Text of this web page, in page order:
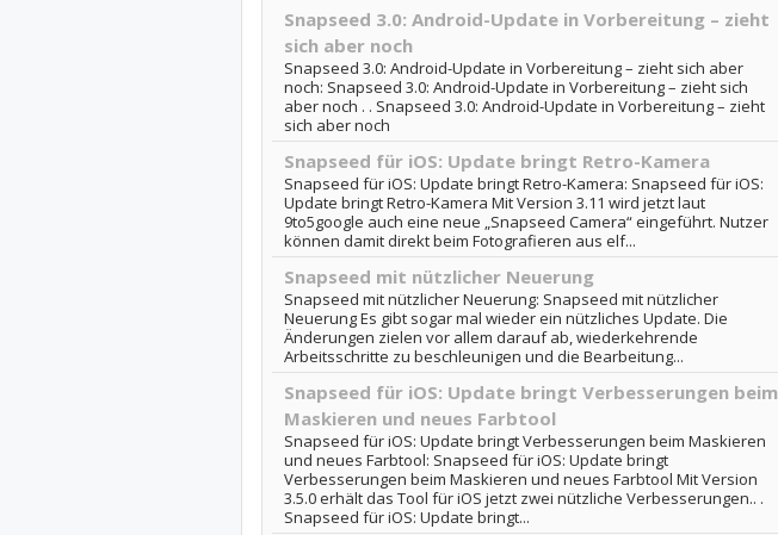
Snapseed 3.0: Android-Update in Vorbereitung – zieht
sich aber noch
Snapseed 3.0: Android-Update in Vorbereitung – zieht sich aber
noch: Snapseed 3.0: Android-Update in Vorbereitung – zieht sich
aber noch . . Snapseed 3.0: Android-Update in Vorbereitung – zieht
sich aber noch
Snapseed für iOS: Update bringt Retro-Kamera
Snapseed für iOS: Update bringt Retro-Kamera: Snapseed für iOS:
Update bringt Retro-Kamera Mit Version 3.11 wird jetzt laut
9to5google auch eine neue „Snapseed Camera“ eingeführt. Nutzer
können damit direkt beim Fotografieren aus elf...
Snapseed mit nützlicher Neuerung
Snapseed mit nützlicher Neuerung: Snapseed mit nützlicher
Neuerung Es gibt sogar mal wieder ein nützliches Update. Die
Änderungen zielen vor allem darauf ab, wiederkehrende
Arbeitsschritte zu beschleunigen und die Bearbeitung...
Snapseed für iOS: Update bringt Verbesserungen beim
Maskieren und neues Farbtool
Snapseed für iOS: Update bringt Verbesserungen beim Maskieren
und neues Farbtool: Snapseed für iOS: Update bringt
Verbesserungen beim Maskieren und neues Farbtool Mit Version
3.5.0 erhält das Tool für iOS jetzt zwei nützliche Verbesserungen.. .
Snapseed für iOS: Update bringt...